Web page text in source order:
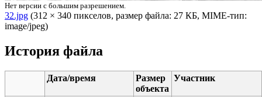
Нет версии с большим разрешением.
32.jpg ‎ (312 × 340 пикселов, размер файла: 27 КБ, MIME-тип:
image/jpeg)
История файла
Дата/время
Размер
объекта
Участник